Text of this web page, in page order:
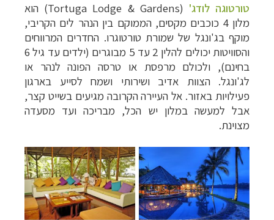
טורטוגה לודג' (
Tortuga Lodge & Gardens) הוא
מלון 4 כוכבים מקסים, הממוקם בין הנהר לים הקריבי,
מוקף בג'ונגל של שמורת טורטוגרו. החדרים המרווחים
והסוויטות יכולים להלין 2 עד 5 מבוגרים (ילדים עד גיל 6
בחינם), ולכולם מרפסת או טרסה הפונה לנהר או
לג'ונגל. הצוות אדיב ושירותי ושמח לסייע בארגון
פעילויות באזור. אל העיירה הקרובה מגיעים בשייט קצר,
אבל למעשה במלון יש הכל, מבריכה ועד מסעדה
מצוינת.